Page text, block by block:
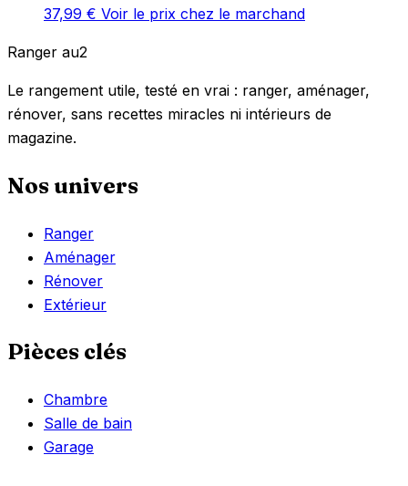
37,99 € Voir le prix chez le marchand
Ranger au2
Le rangement utile, testé en vrai : ranger, aménager,
rénover, sans recettes miracles ni intérieurs de
magazine.
Nos univers
Ranger
Aménager
Rénover
Extérieur
Pièces clés
Chambre
Salle de bain
Garage